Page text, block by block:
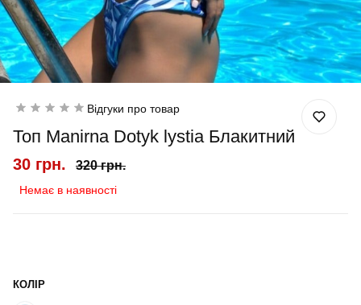
Відгуки про товар
Топ Manirna Dotyk lystia Блакитний
30 грн. 320 грн.
Немає в наявності
КОЛІР